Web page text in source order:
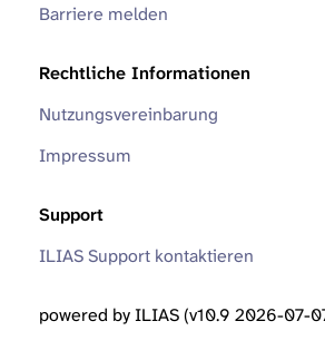
Barriere melden
Rechtliche Informationen
Nutzungsvereinbarung
Impressum
Support
ILIAS Support kontaktieren
powered by ILIAS (v10.9 2026-07-